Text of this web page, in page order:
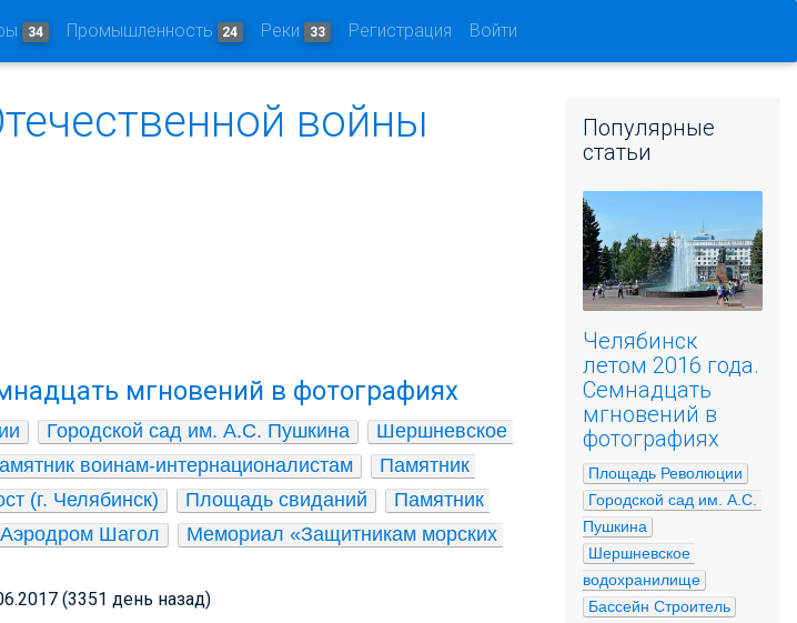
34 Промышленность 24 Реки 33 Регистрация Войти
войны
мгновений в фотографиях
Городской сад им. А.С. Пушкина
Шершневское
воинам-интернационалистам
Памятник
(г. Челябинск) Площадь свиданий
Памятник
Аэродром Шагол
Мемориал «Защитникам морских
(3351 день назад)
Популярные
статьи
Челябинск
летом 2016 года.
Семнадцать
мгновений в
фотографиях
Площадь Революции
Городской сад им. А.С.
Пушкина
Шершневское
водохранилище
Бассейн Строитель